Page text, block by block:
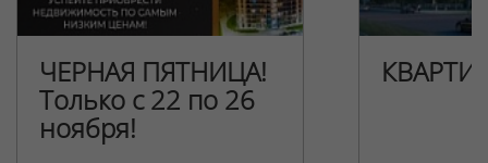
ЧЕРНАЯ ПЯТНИЦА!
Только с 22 по 26
ноября!